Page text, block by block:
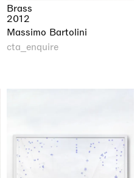
Brass
2012
Massimo Bartolini
cta_enquire